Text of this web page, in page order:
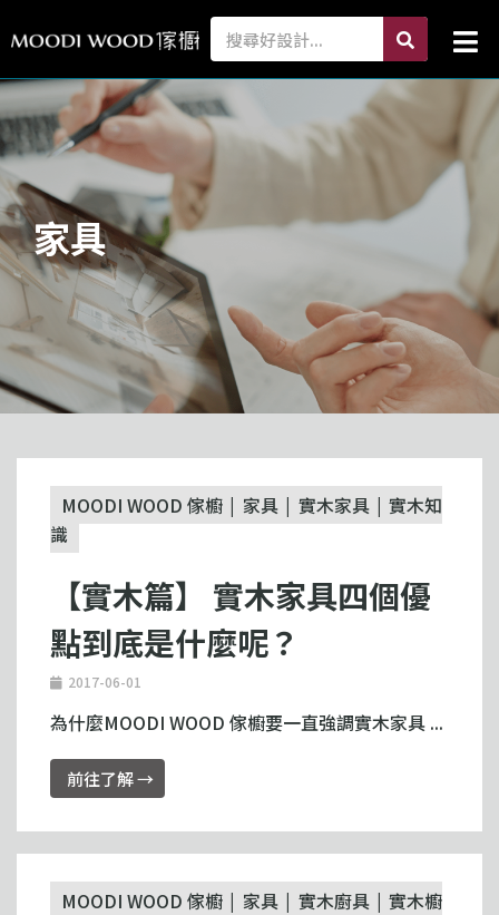
至
要
內
容
Search search
具
MOODI WOOD 傢櫥 家具 實木家具
實木知
識
【實木篇】 實木家具四個優
點到底是什麼呢？
2017-06-01
為什麼MOODI WOOD 傢櫥要一直強調實木家具 ...
前往了解 →
MOODI WOOD 傢櫥 家具 實木廚具
實木櫥